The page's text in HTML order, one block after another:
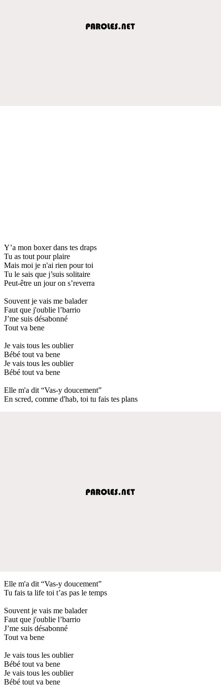
Y’a mon boxer dans tes draps
Tu as tout pour plaire
Mais moi je n'ai rien pour toi
Tu le sais que j’suis solitaire
Peut-être un jour on s’reverra
Souvent je vais me balader
Faut que j'oublie l’barrio
J’me suis désabonné
Tout va bene
Je vais tous les oublier
Bébé tout va bene
Je vais tous les oublier
Bébé tout va bene
Elle m'a dit “Vas-y doucement”
En scred, comme d'hab, toi tu fais tes plans
Elle m'a dit “Vas-y doucement”
Tu fais ta life toi t’as pas le temps
Souvent je vais me balader
Faut que j'oublie l’barrio
J’me suis désabonné
Tout va bene
Je vais tous les oublier
Bébé tout va bene
Je vais tous les oublier
Bébé tout va bene